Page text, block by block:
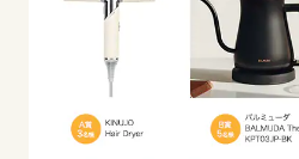
長崎県